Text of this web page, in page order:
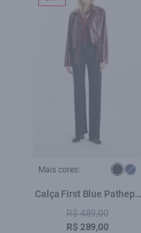
Mais cores:
Calça First Blue Patheph
Lav. Black
R$ 489,00
R$ 289,00